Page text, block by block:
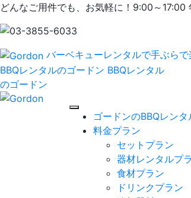
どんなご用件でも、お気軽に！9:00～17:00
バーベキューレンタルで手ぶらで
BBQレンタルのゴードン BBQレンタル
のゴードン
ゴードンのBBQレンタ
料金プラン
セットプラン
器材レンタルプ
食材プラン
ドリンクプラン